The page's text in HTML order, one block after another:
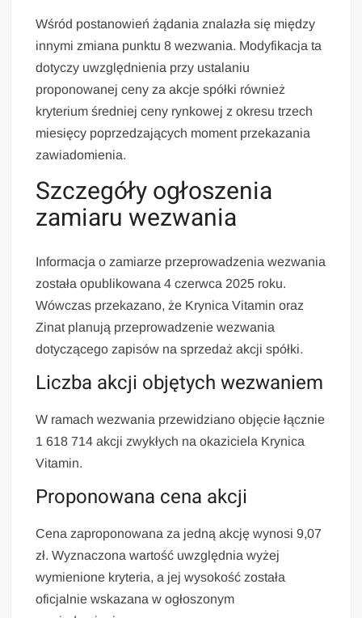
Wśród postanowień żądania znalazła się między
innymi zmiana punktu 8 wezwania. Modyfikacja ta
dotyczy uwzględnienia przy ustalaniu
proponowanej ceny za akcje spółki również
kryterium średniej ceny rynkowej z okresu trzech
miesięcy poprzedzających moment przekazania
zawiadomienia.
Szczegóły ogłoszenia
zamiaru wezwania
Informacja o zamiarze przeprowadzenia wezwania
została opublikowana 4 czerwca 2025 roku.
Wówczas przekazano, że Krynica Vitamin oraz
Zinat planują przeprowadzenie wezwania
dotyczącego zapisów na sprzedaż akcji spółki.
Liczba akcji objętych wezwaniem
W ramach wezwania przewidziano objęcie łącznie
1 618 714 akcji zwykłych na okaziciela Krynica
Vitamin.
Proponowana cena akcji
Cena zaproponowana za jedną akcję wynosi 9,07
zł. Wyznaczona wartość uwzględnia wyżej
wymienione kryteria, a jej wysokość została
oficjalnie wskazana w ogłoszonym